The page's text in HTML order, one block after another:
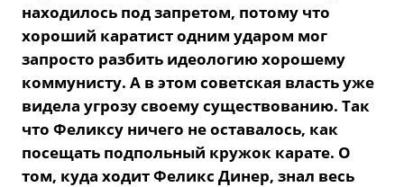
находилось под запретом, потому что
хороший каратистодним ударом мог
запросто разбить идеологию хорошему
коммунисту. А в этом советская власть уже
видела угрозу своему существованию. Так
что Феликсу ничего не оставалось, как
посещать подпольный кружок карате. О
том, куда ходит Феликс Динер, знал весь